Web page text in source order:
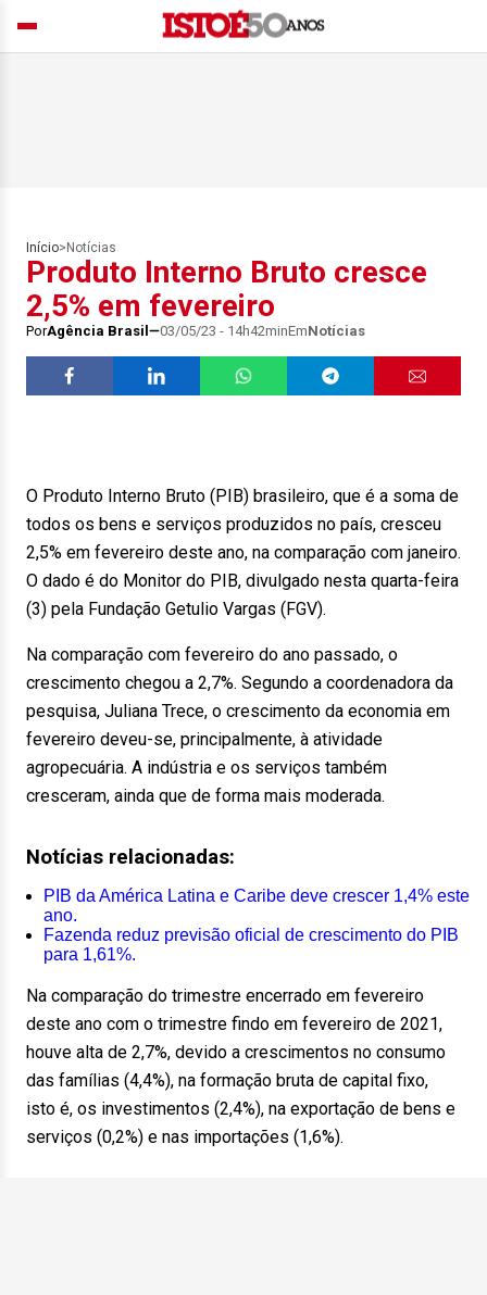
Início> Notícias
Produto Interno Bruto cresce
2,5% em fevereiro
PorAgência Brasil 03/05/23 - 14h42minEmNotícias
O Produto Interno Bruto (PIB) brasileiro, que é a soma de
todos os bens e serviços produzidos no país, cresceu
2,5% em fevereiro deste ano, na comparação com janeiro.
O dado é do Monitor do PIB, divulgado nesta quarta-feira
(3) pela Fundação Getulio Vargas (FGV).
Na comparação com fevereiro do ano passado, o
crescimento chegou a 2,7%. Segundo a coordenadora da
pesquisa, Juliana Trece, o crescimento da economia em
fevereiro deveu-se, principalmente, à atividade
agropecuária. A indústria e os serviços também
cresceram, ainda que de forma mais moderada.
Notícias relacionadas:
PIB da América Latina e Caribe deve crescer 1,4% este
ano.
Fazenda reduz previsão oficial de crescimento do PIB
para 1,61%.
Na comparação do trimestre encerrado em fevereiro
deste ano com o trimestre findo em fevereiro de 2021,
houve alta de 2,7%, devido a crescimentos no consumo
das famílias (4,4%), na formação bruta de capital fixo,
isto é, os investimentos (2,4%), na exportação de bens e
serviços (0,2%) e nas importações (1,6%).